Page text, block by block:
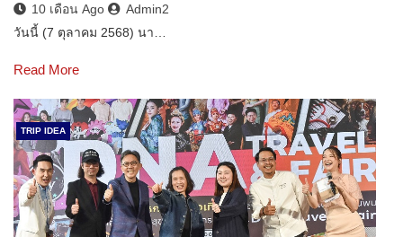
10 เดือน Ago
Admin2
วันนี้ (7 ตุลาคม 2568) นา…
Read More
TRIP IDEA